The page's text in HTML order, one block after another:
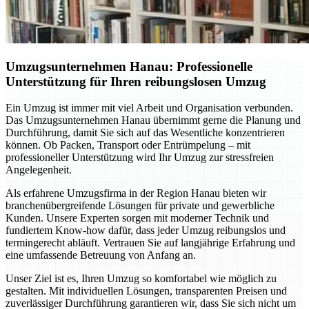
Umzugsunternehmen Hanau: Professionelle
Unterstützung für Ihren reibungslosen Umzug
Ein Umzug ist immer mit viel Arbeit und Organisation verbunden.
Das Umzugsunternehmen Hanau übernimmt gerne die Planung und
Durchführung, damit Sie sich auf das Wesentliche konzentrieren
können. Ob Packen, Transport oder Entrümpelung – mit
professioneller Unterstützung wird Ihr Umzug zur stressfreien
Angelegenheit.
Als erfahrene Umzugsfirma in der Region Hanau bieten wir
branchenübergreifende Lösungen für private und gewerbliche
Kunden. Unsere Experten sorgen mit moderner Technik und
fundiertem Know-how dafür, dass jeder Umzug reibungslos und
termingerecht abläuft. Vertrauen Sie auf langjährige Erfahrung und
eine umfassende Betreuung von Anfang an.
Unser Ziel ist es, Ihren Umzug so komfortabel wie möglich zu
gestalten. Mit individuellen Lösungen, transparenten Preisen und
zuverlässiger Durchführung garantieren wir, dass Sie sich nicht um